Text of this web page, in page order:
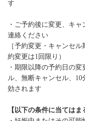
す
・ご予約後に変更、キ
連絡ください
［予約変更・キャンセ
約変更は1回限り）
・期限以降の予約日の
ル、無断キャンセル、
効されます
【以下の条件に当てはま